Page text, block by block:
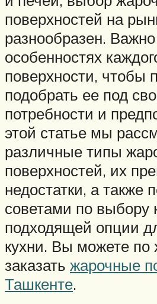
поверхностей на
разнообразен.
особенностях
поверхности, чтобы
подобрать ее под
потребности и
этой статье мы
различные типы
поверхностей, их
недостатки, а также
советами по выбору
подходящей опции
кухни. Вы можете по
заказать жарочные
Ташкенте.